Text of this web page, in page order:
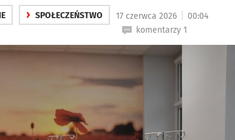
› SPOŁECZEŃSTWO 17 czerwca 2026
00:04
komentarzy 1